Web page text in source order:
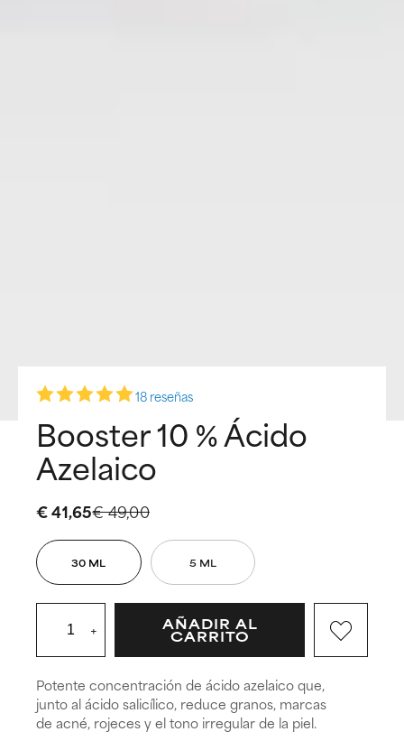
18 reseñas
Booster 10 % Ácido
Azelaico
€ 49,00
€ 41,65
Potente concentración de ácido azelaico que,
junto al ácido salicílico, reduce granos, marcas
de acné, rojeces y el tono irregular de la piel.
30 ML 5 ML
+ AÑADIR AL
CARRITO